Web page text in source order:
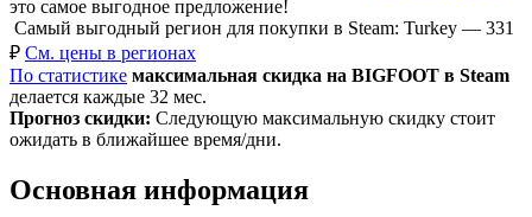
это самое выгодное предложение!
Самый выгодный регион для покупки в Steam: Turkey — 331
₽ См. цены в регионах
По статистике максимальная скидка на BIGFOOT в Steam
делается каждые 32 мес.
Прогноз скидки: Следующую максимальную скидку стоит
ожидать в ближайшее время/дни.
Основная информация